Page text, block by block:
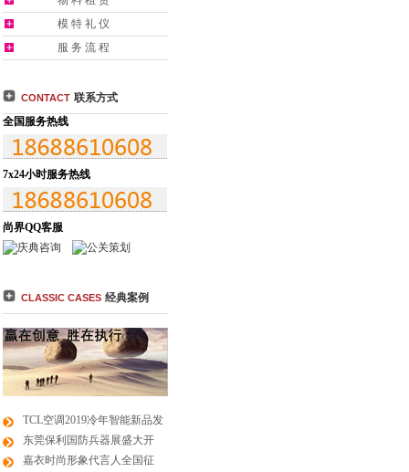
模特礼仪
服务流程
CONTACT 联系方式
全国服务热线
7x24小时服务热线
尚界QQ客服
CLASSIC CASES 经典案例
TCL空调2019冷年智能新品发
东莞保利国防兵器展盛大开
嘉衣时尚形象代言人全国征